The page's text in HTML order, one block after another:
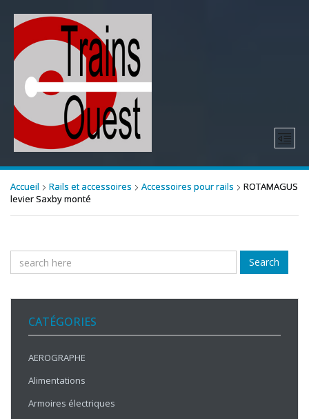
Accueil Rails et accessoires Accessoires pour rails
ROTAMAGUS
levier Saxby monté
Search
CATÉGORIES
AEROGRAPHE
Alimentations
Armoires électriques